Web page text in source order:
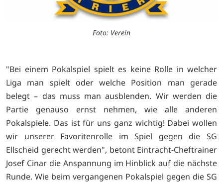
Foto: Verein
"Bei einem Pokalspiel spielt es keine Rolle in welcher
Liga man spielt oder welche Position man gerade
belegt – das muss man ausblenden. Wir werden die
Partie genauso ernst nehmen, wie alle anderen
Pokalspiele. Das ist für uns ganz wichtig! Dabei wollen
wir unserer Favoritenrolle im Spiel gegen die SG
Ellscheid gerecht werden", betont Eintracht-Cheftrainer
Josef Cinar die Anspannung im Hinblick auf die nächste
Runde. Wie beim vergangenen Pokalspiel gegen die SG